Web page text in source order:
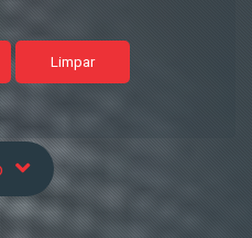
Limpar